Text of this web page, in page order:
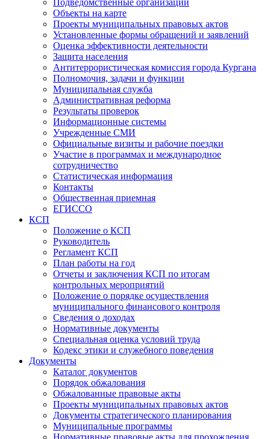
Подведомственные организации
Объекты на карте
Проекты муниципальных правовых актов
Установленные формы обращений и заявлений
Оценка эффективности деятельности
Защита населения
Антитеррористическая комиссия города Кургана
Полномочия, задачи и функции
Муниципальная служба
Административная реформа
Результаты проверок
Информационные системы
Учрежденные СМИ
Официальные визиты и рабочие поездки
Участие в программах и международное
сотрудничество
Статистическая информация
Контакты
Общественная приемная
ЕГИССО
КСП
Положение о КСП
Руководитель
Регламент КСП
План работы на год
Отчеты и заключения КСП по итогам
контрольных мероприятий
Положение о порядке осуществления
муниципального финансового контроля
Сведения о доходах
Нормативные документы
Специальная оценка условий труда
Кодекс этики и служебного поведения
Документы
Каталог документов
Порядок обжалования
Обжалованные правовые акты
Проекты муниципальных правовых актов
Документы стратегического планирования
Муниципальные программы
Нормативные правовые акты для прохождения